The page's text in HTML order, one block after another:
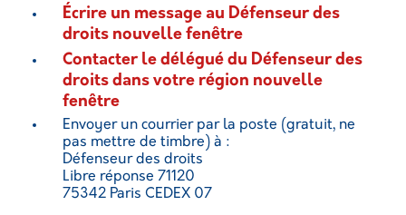
Écrire un message au Défenseur des
droits nouvelle fenêtre
Contacter le délégué du Défenseur des
droits dans votre région nouvelle
fenêtre
Envoyer un courrier par la poste (gratuit, ne
pas mettre de timbre) à :
Défenseur des droits
Libre réponse 71120
75342 Paris CEDEX 07